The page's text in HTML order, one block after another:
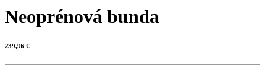
Neoprénová bunda
239,96 €